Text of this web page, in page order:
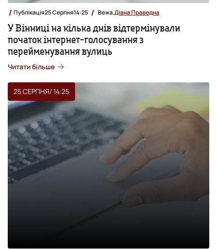
Публікація25 Серпня14:25 Вежа,Діана Праведна
У Вінниці на кілька днів відтермінували
початок інтернет-голосування з
перейменування вулиць
Читати більше
25 СЕРПНЯ/ 14:25